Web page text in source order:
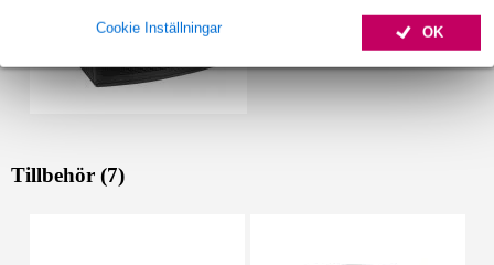
OK
Cookie Inställningar
Tillbehör (7)